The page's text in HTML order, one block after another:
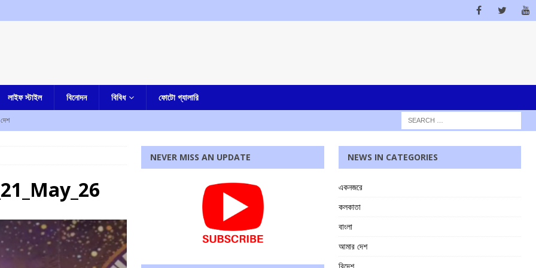
লাইফ স্টাইল বিনোদন বিবিধ ফোটো গ্যালারি
সাংসদরা, ছিলেন তিন বেসুরো সাংসদও
মোদির, খরচ ৫৫৭ কোটি ৫১ লক্ষ টাকা, সংসদে জানাল সরকার
১৫
বিদেশ
উত্তেজনা ডোমজুর এলাকায়.. বাংলা
NEVER MISS AN UPDATE NEWS IN CATEGORIES
একনজরে
কলকাতা
বাংলা
আমার দেশ